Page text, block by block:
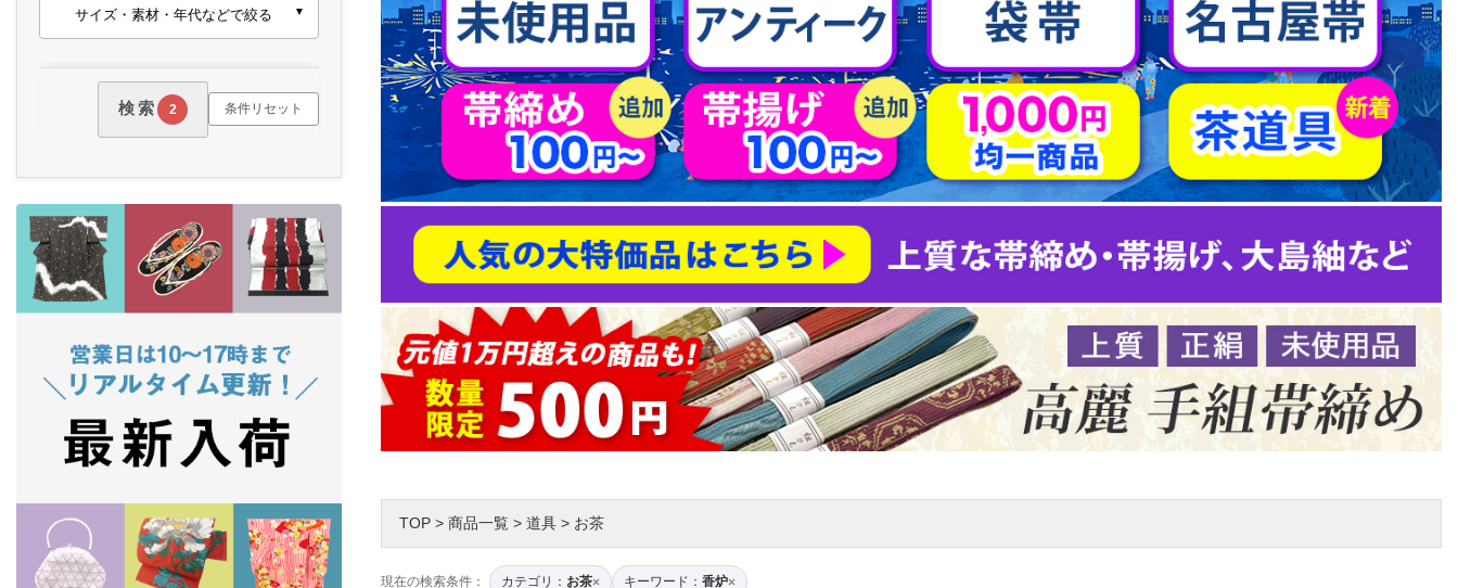
サイズ・素材・年代などで絞る
検索 2 条件リセット
TOP > 商品一覧 > 道具 > お茶
現在の検索条件： カテゴリ： お茶× キーワード： 香炉×